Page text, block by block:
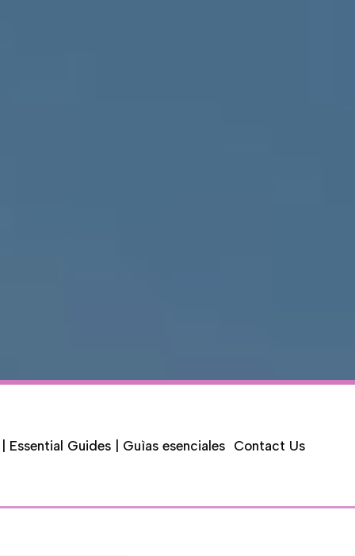
Essential Guides | Guìas esenciales Contact Us